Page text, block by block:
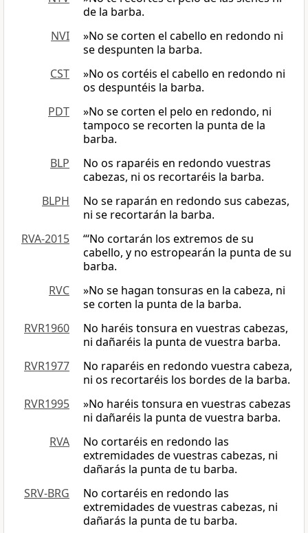
de la barba.
NVI
»No se corten el cabello en redondo ni
se despunten la barba.
CST
»No os cortéis el cabello en redondo ni
os despuntéis la barba.
PDT
»No se corten el pelo en redondo, ni
tampoco se recorten la punta de la
barba.
BLP
No os raparéis en redondo vuestras
cabezas, ni os recortaréis la barba.
BLPH
No se raparán en redondo sus cabezas,
ni se recortarán la barba.
RVA-2015
“‘No cortarán los extremos de su
cabello, y no estropearán la punta de su
barba.
RVC
»No se hagan tonsuras en la cabeza, ni
se corten la punta de la barba.
RVR1960
No haréis tonsura en vuestras cabezas,
ni dañaréis la punta de vuestra barba.
RVR1977
No raparéis en redondo vuestra cabeza,
ni os recortaréis los bordes de la barba.
RVR1995
»No haréis tonsura en vuestras cabezas
ni dañaréis la punta de vuestra barba.
RVA
No cortaréis en redondo las
extremidades de vuestras cabezas, ni
dañarás la punta de tu barba.
SRV-BRG
No cortaréis en redondo las
extremidades de vuestras cabezas, ni
dañarás la punta de tu barba.